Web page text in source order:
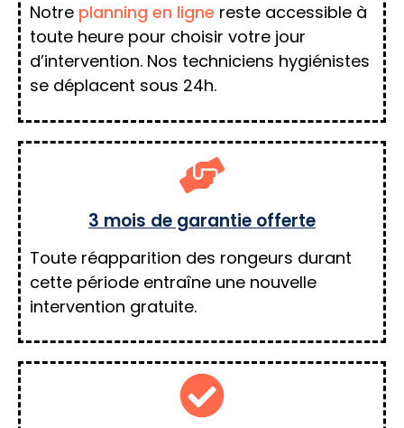
Notre planning en ligne reste accessible à
toute heure pour choisir votre jour
d’intervention. Nos techniciens hygiénistes
se déplacent sous 24h.
3 mois de garantie offerte
Toute réapparition des rongeurs durant
cette période entraîne une nouvelle
intervention gratuite.